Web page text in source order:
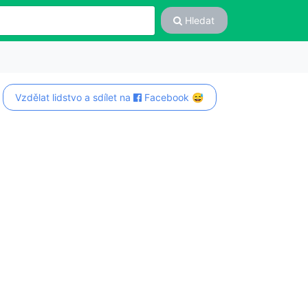
Hledat
Vzdělat lidstvo a sdílet na Facebook 😅